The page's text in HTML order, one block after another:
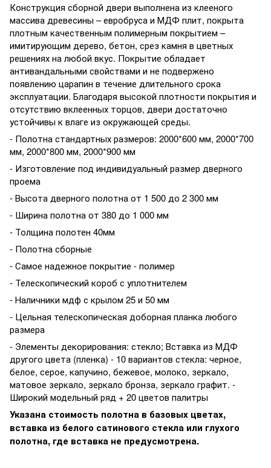
Конструкция сборной двери выполнена из клееного
массива древесины – евробруса и МДФ плит, покрыта
плотным качественным полимерным покрытием –
имитирующим дерево, бетон, срез камня в цветных
решениях на любой вкус. Покрытие обладает
антивандальными свойствами и не подвержено
появлению царапин в течение длительного срока
эксплуатации. Благодаря высокой плотности покрытия и
отсутствию вклеенных торцов, двери достаточно
устойчивы к влаге из окружающей среды.
- Полотна стандартных размеров: 2000*600 мм, 2000*700
мм, 2000*800 мм, 2000*900 мм
- Изготовление под индивидуальный размер дверного
проема
- Высота дверного полотна от 1 500 до 2 300 мм
- Ширина полотна от 380 до 1 000 мм
- Толщина полотен 40мм
- Полотна сборные
- Самое надежное покрытие - полимер
- Телескопический короб с уплотнителем
- Наличники мдф с крылом 25 и 50 мм
- Цельная телескопическая доборная планка любого
размера
- Элементы декорирования: стекло; Вставка из МДФ
другого цвета (пленка) - 10 вариантов стекла: черное,
белое, серое, капучино, бежевое, молоко, зеркало,
матовое зеркало, зеркало бронза, зеркало графит. -
Широкий модельный ряд + 20 цветов палитры
Указана стоимость полотна в базовых цветах,
вставка из белого сатинового стекла или глухого
полотна, где вставка не предусмотрена.